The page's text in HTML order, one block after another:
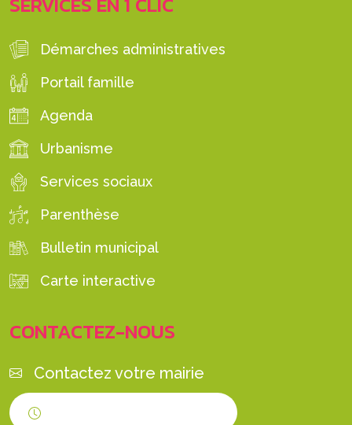
Démarches administratives
Portail famille
Agenda
Urbanisme
Services sociaux
Parenthèse
Bulletin municipal
Carte interactive
CONTACTEZ-NOUS
Contactez votre mairie